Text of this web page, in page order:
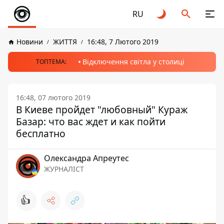
RU
Новини ЖИТТЯ 16:48, 7 Лютого 2019
ТОПТЕМА: Відключення світла у столиці
16:48, 07 лютого 2019
В Киеве пройдет "любовный" Кураж
Базар: что вас ждет и как пойти
бесплатно
Олександра Апреутес
ЖУРНАЛІСТ
👍